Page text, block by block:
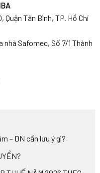
Tân Bình, TP. Hồ Chí
nhà Safomec, Số 7/1 Thành
– DN cần lưu ý gì?